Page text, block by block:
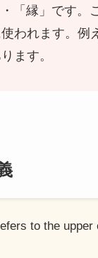
「縁」です
われます。
ます。
to the